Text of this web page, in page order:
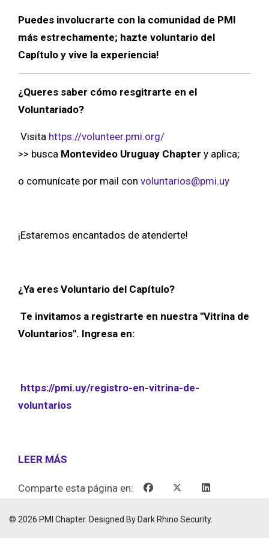
Puedes involucrarte con la comunidad de PMI
más estrechamente; hazte voluntario del
Capítulo y vive la experiencia!
¿Queres saber cómo resgitrarte en el
Voluntariado?
Visita https://volunteer.pmi.org/
>> busca Montevideo Uruguay Chapter y aplica;
o comunícate por mail con voluntarios@pmi.uy
¡Estaremos encantados de atenderte!
¿Ya eres Voluntario del Capítulo?
Te invitamos a registrarte en nuestra "Vitrina de
Voluntarios". Ingresa en:
https://pmi.uy/registro-en-vitrina-de-
voluntarios
LEER MÁS
Comparte esta página en:
© 2026 PMI Chapter. Designed By Dark Rhino Security.